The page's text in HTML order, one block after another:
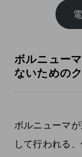
ボルニュー
ないための
ボルニューマ
して行われる